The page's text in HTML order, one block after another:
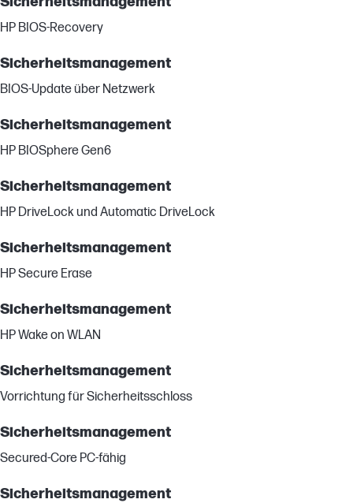
HP BIOS-Recovery
Sicherheitsmanagement
BIOS-Update über Netzwerk
Sicherheitsmanagement
HP BIOSphere Gen6
Sicherheitsmanagement
HP DriveLock und Automatic DriveLock
Sicherheitsmanagement
HP Secure Erase
Sicherheitsmanagement
HP Wake on WLAN
Sicherheitsmanagement
Vorrichtung für Sicherheitsschloss
Sicherheitsmanagement
Secured-Core PC-fähig
Sicherheitsmanagement